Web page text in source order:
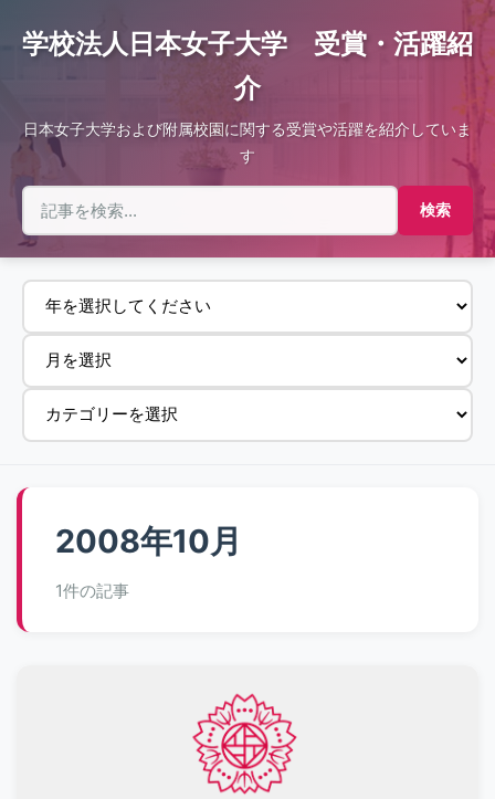
学校法人日本女子大学 受賞・活躍紹
介
日本女子大学および附属校園に関する受賞や活躍を紹介していま
す
2008年10月
1件の記事